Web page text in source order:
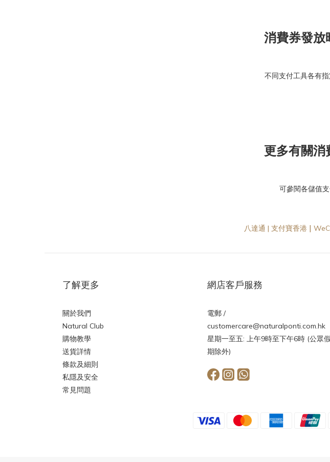
消費券發放
不同支付工具各有
更多有關消
可參閱各儲值
八達通 | 支付寶香港 |
了解更多
關於我們
Natural Club
購物教學
送貨詳情
條款及細則
私隱及安全
常見問題
網店客戶服務
電郵 /
customercare@naturalponti.com.hk
星期一至五: 上午9時至下午6時 (公眾假
期除外)